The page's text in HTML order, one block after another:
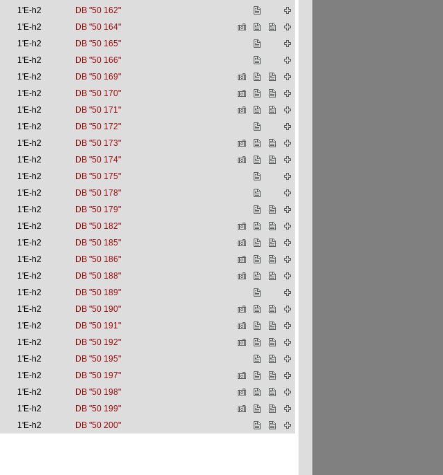
1'E-h2
DB "50 162"
1'E-h2
DB "50 164"
1'E-h2
DB "50 165"
1'E-h2
DB "50 166"
1'E-h2
DB "50 169"
1'E-h2
DB "50 170"
1'E-h2
DB "50 171"
1'E-h2
DB "50 172"
1'E-h2
DB "50 173"
1'E-h2
DB "50 174"
1'E-h2
DB "50 175"
1'E-h2
DB "50 178"
1'E-h2
DB "50 179"
1'E-h2
DB "50 182"
1'E-h2
DB "50 185"
1'E-h2
DB "50 186"
1'E-h2
DB "50 188"
1'E-h2
DB "50 189"
1'E-h2
DB "50 190"
1'E-h2
DB "50 191"
1'E-h2
DB "50 192"
1'E-h2
DB "50 195"
1'E-h2
DB "50 197"
1'E-h2
DB "50 198"
1'E-h2
DB "50 199"
1'E-h2 DB "50 200"